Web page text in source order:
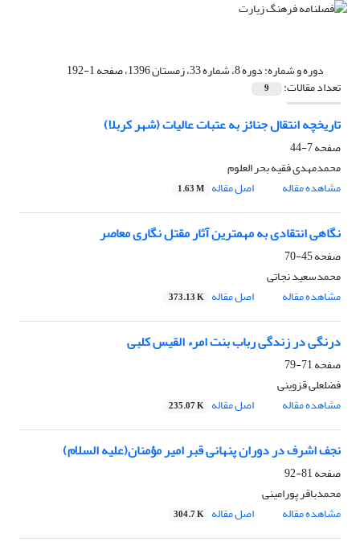
دوره و شماره:دوره 8، شماره 33، زمستان 1396، صفحه 1-192
تعداد مقالات: 9
تاریخچه انتقال جنائز به عتبات عالیات (شهر کربلا)
صفحه7-44
محمدمهدی فقیه بحر العلوم
مشاهده مقاله
اصل مقاله 1.63 M
نگاهی انتقادی به مهمترین آثار مقتل نگاری معاصر
صفحه45-70
محمدسعید نجاتی
مشاهده مقاله
اصل مقاله 373.13 K
درنگی در زندگی رباب بنت امرء القیس کلبی
صفحه71-79
فضلعلی قزوینی
مشاهده مقاله
اصل مقاله 235.07 K
نجف اشرف در دوران پنهانی قبر امیر مؤمنان(علیه السلام)
صفحه81-92
محمدباقر پورامینی
مشاهده مقاله
اصل مقاله 304.7 K